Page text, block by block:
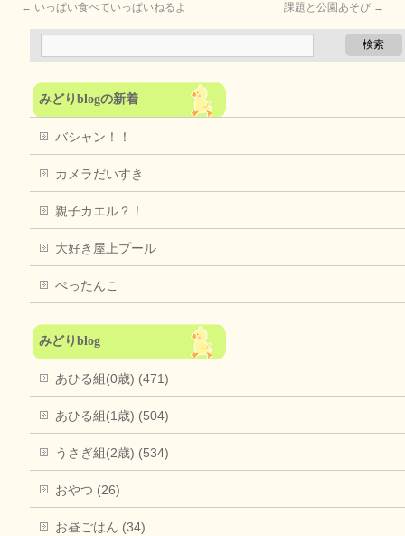
← いっぱい食べていっぱいねるよ 課題と公園あそび →
みどりblogの新着
バシャン！！
カメラだいすき
親子カエル？！
大好き屋上プール
ぺったんこ
みどりblog
あひる組(0歳) (471)
あひる組(1歳) (504)
うさぎ組(2歳) (534)
おやつ (26)
お昼ごはん (34)